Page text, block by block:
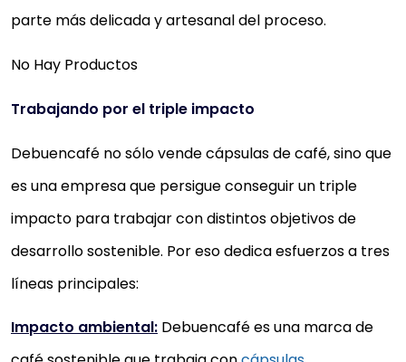
parte más delicada y artesanal del proceso.
No Hay Productos
Trabajando por el triple impacto
Debuencafé no sólo vende cápsulas de café, sino que
es una empresa que persigue conseguir un triple
impacto para trabajar con distintos objetivos de
desarrollo sostenible. Por eso dedica esfuerzos a tres
líneas principales:
Impacto ambiental: Debuencafé es una marca de